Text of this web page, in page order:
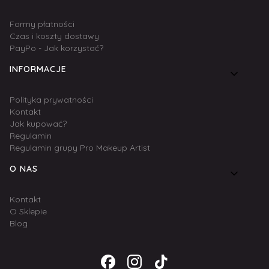
Formy płatności
Czas i koszty dostawy
PayPo - Jak korzystać?
INFORMACJE
Polityka prywatności
Kontakt
Jak kupować?
Regulamin
Regulamin grupy Pro Makeup Artist
O NAS
Kontakt
O Sklepie
Blog